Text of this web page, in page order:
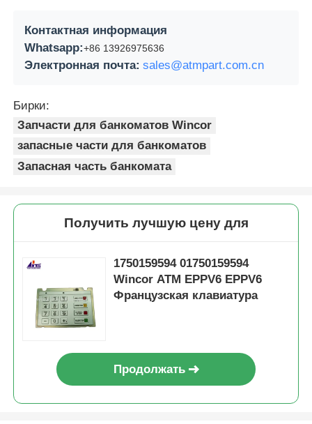
Контактная информация
Whatsapp:+86 13926975636
Электронная почта: sales@atmpart.com.cn
Бирки:
Запчасти для банкоматов Wincor
запасные части для банкоматов
Запасная часть банкомата
Получить лучшую цену для
1750159594 01750159594
Wincor ATM EPPV6 EPPV6
Французская клавиатура
Продолжать